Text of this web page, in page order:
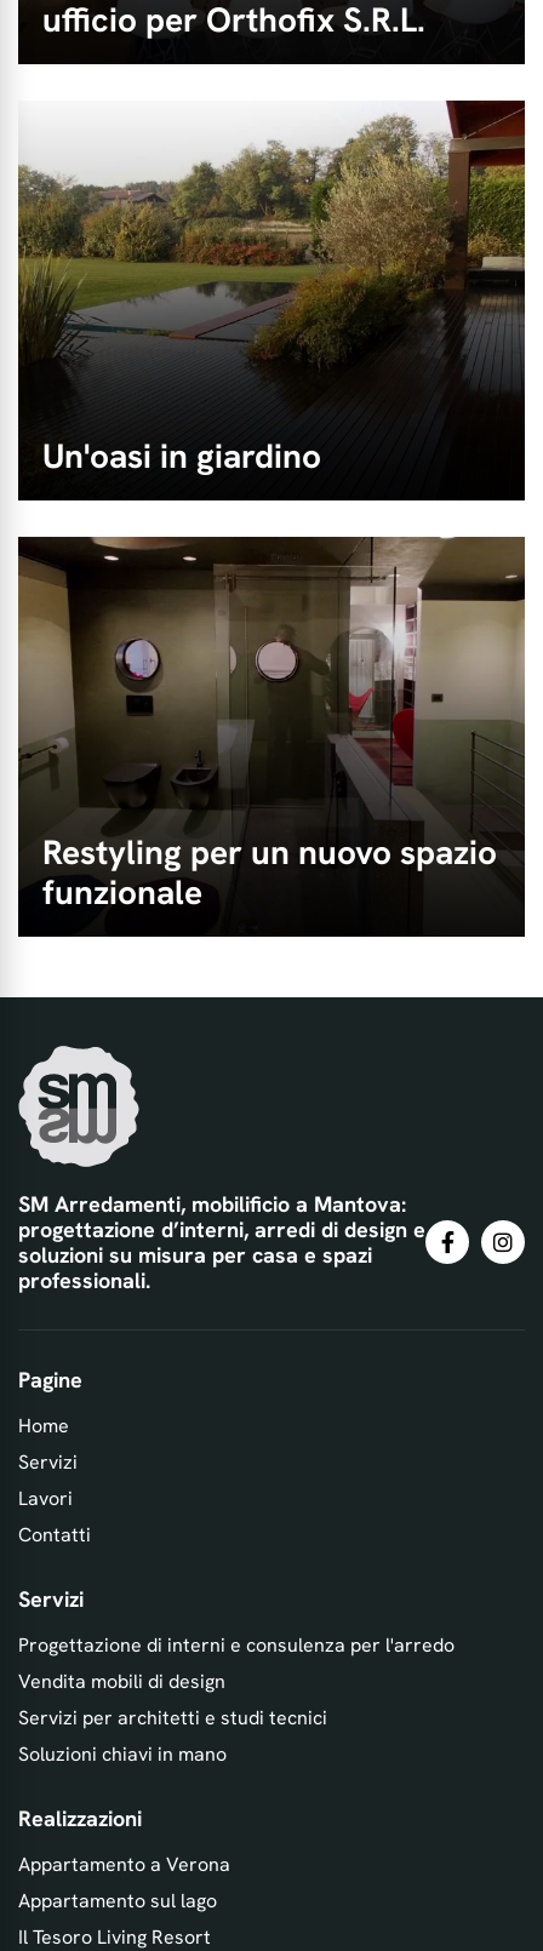
ufficio per Orthofix S.R.L.
Un'oasi in giardino
Restyling per un nuovo spazio
funzionale
SM Arredamenti, mobilificio a Mantova:
progettazione d’interni, arredi di design e
soluzioni su misura per casa e spazi
professionali.
Pagine
Home
Servizi
Lavori
Contatti
Servizi
Progettazione di interni e consulenza per l'arredo
Vendita mobili di design
Servizi per architetti e studi tecnici
Soluzioni chiavi in mano
Realizzazioni
Appartamento a Verona
Appartamento sul lago
Il Tesoro Living Resort